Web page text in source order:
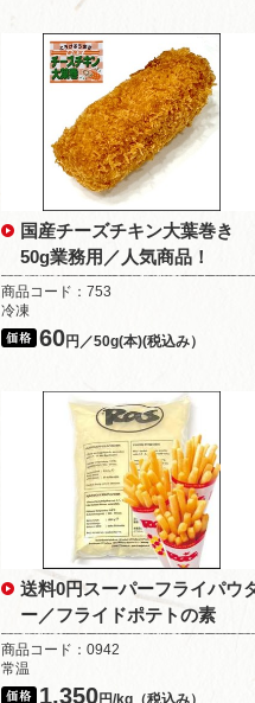
国産チーズチキン大葉巻き
50g業務用／人気商品！
商品コード：753
冷凍
60円／50g(本)(税込み）
送料0円スーパーフライパウ
ー／フライドポテトの素
商品コード：0942
常温
1,350円/kg（税込み）